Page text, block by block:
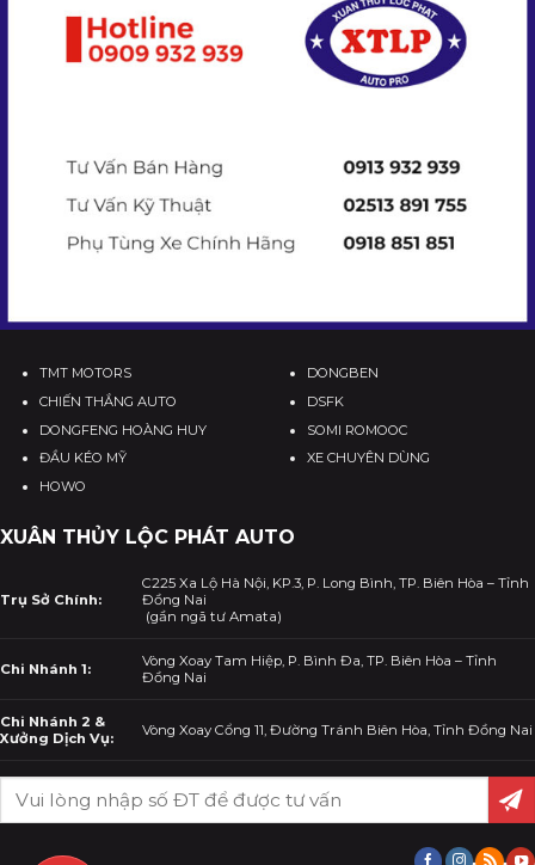
TMT MOTORS
CHIẾN THẮNG AUTO
DONGFENG HOÀNG HUY
ĐẦU KÉO MỸ
HOWO
DONGBEN
DSFK
SOMI ROMOOC
XE CHUYÊN DÙNG
XUÂN THỦY LỘC PHÁT AUTO
Trụ Sở Chính:
C225 Xa Lộ Hà Nội, KP.3, P. Long Bình, TP. Biên Hòa – Tỉnh
Đồng Nai
(gần ngã tư Amata)
Chi Nhánh 1:
Vòng Xoay Tam Hiệp, P. Bình Đa, TP. Biên Hòa – Tỉnh
Đồng Nai
Chi Nhánh 2 &
Xưởng Dịch Vụ:
Vòng Xoay Cổng 11, Đường Tránh Biên Hòa, Tỉnh Đồng Nai